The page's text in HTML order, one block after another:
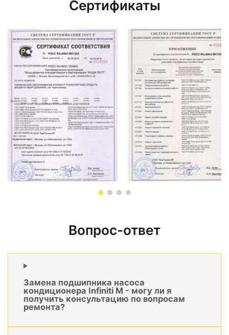
Сертификаты
Вопрос-ответ
Замена подшипника насоса
кондиционера Infiniti M - могу ли я
получить консультацию по вопросам
ремонта?